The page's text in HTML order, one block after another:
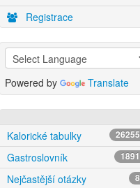
Registrace
Powered by Translate
Kalorické tabulky 26255
Gastroslovník 1891
Nejčastější otázky 8